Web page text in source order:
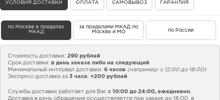
УСЛОВИЯ ДОСТАВКИ ОПЛАТА САМОВЫВОЗ ГАРАНТИЯ
по Москве в пределах
МКАД
за пределами МКАД по
Москве и МО
по России
Стоимость доставки: 290 рублей
Срок доставки: в день заказа либо на следующий
Минимальный интервал доставки: 6 часов (например: с 12:00 до 18:00)
Экспресс-доставка за 3 часа : +200 рублей
Службы доставки работает для Вас с 10:00 до 24:00, ежедневно.
Доставка в день обращения осуществляется при заказе до 18:00, в